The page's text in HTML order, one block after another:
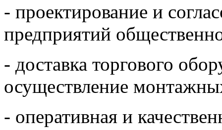
- проектирование и
предприятий
- доставка торгового
осуществление
- оперативная и